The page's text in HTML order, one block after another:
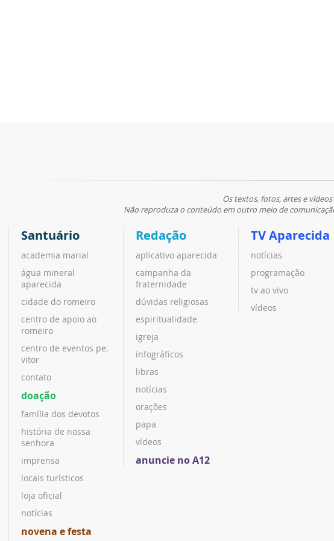
Os textos, fotos, artes e
Não reproduza o conteúdo em outro meio de
Santuário
academia marial
água mineral
aparecida
cidade do romeiro
centro de apoio ao
romeiro
centro de eventos pe.
vitor
contato
doação
família dos devotos
história de nossa
senhora
imprensa
locais turísticos
loja oficial
notícias
novena e festa
Redação
aplicativo aparecida
campanha da
fraternidade
dúvidas religiosas
espiritualidade
igreja
infográficos
libras
notícias
orações
papa
vídeos
anuncie no A12
TV Aparecida
notícias
programação
tv ao vivo
vídeos